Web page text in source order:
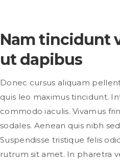
Nam tincidunt
ut dapibus
Donec cursus aliquam
quis leo maximus tincidunt.
commodo iaculis. Vivamus
sodales. Aenean quis nibh
Suspendisse tristique felis
rutrum sit amet. In pharetra